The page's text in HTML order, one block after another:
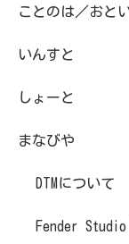
ことのは／おと
いんすと
しょーと
まなびや
DTMについて
Fender